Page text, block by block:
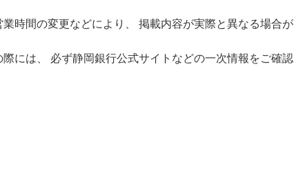
時間の変更などにより、 掲載内容が実際と異なる場合が
には、 必ず静岡銀行公式サイトなどの一次情報をご確認